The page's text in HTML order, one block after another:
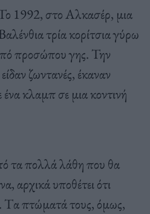
στο Αλκασέρ, μια
τρία κορίτσια γύρω
προσώπου γης. Την
ζωντανές, έκαναν
κλαμπ σε μια κοντινή
τα πολλά λάθη που θα
αρχικά υποθέτει ότι
Tα πτώματά τους, όμως,